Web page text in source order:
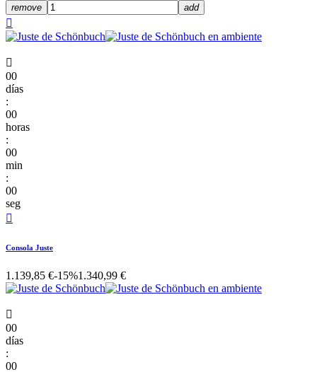
remove add


00
días
:
00
horas
:
00
min
:
00
seg

Consola Juste
1.139,85 €-15%1.340,99 €

00
días
:
00